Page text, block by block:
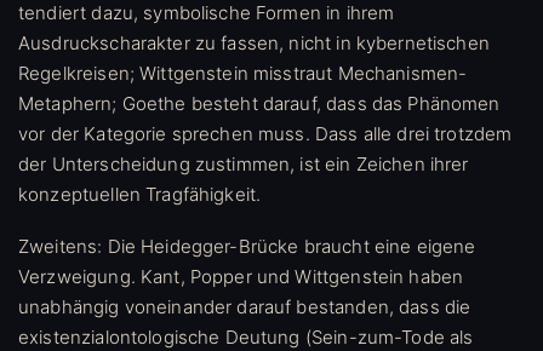
tendiert dazu, symbolische Formen in ihrem
Ausdruckscharakter zu fassen, nicht in kybernetischen
Regelkreisen; Wittgenstein misstraut Mechanismen-
Metaphern; Goethe besteht darauf, dass das Phänomen
vor der Kategorie sprechen muss. Dass alle drei trotzdem
der Unterscheidung zustimmen, ist ein Zeichen ihrer
konzeptuellen Tragfähigkeit.
Zweitens: Die Heidegger-Brücke braucht eine eigene
Verzweigung. Kant, Popper und Wittgenstein haben
unabhängig voneinander darauf bestanden, dass die
existenzialontologische Deutung (Sein-zum-Tode als